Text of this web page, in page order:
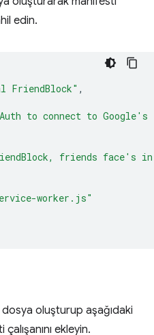
edin.
FriendBlock" ,
to connect to
friends face's
worker.js"
dosya oluşturup aşağıdaki
ekleyin.